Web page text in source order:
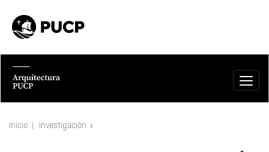
Inicio Investigación